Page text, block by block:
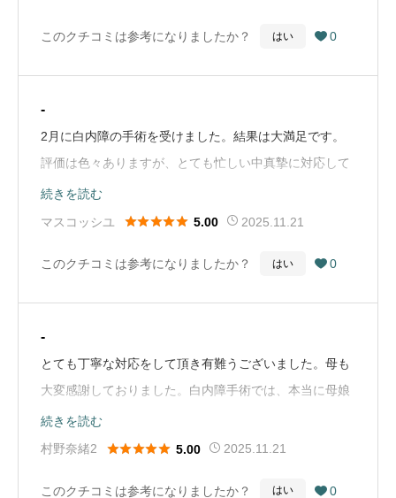
このクチコミは参考になりましたか？ はい  0
-
2月に白内障の手術を受けました。結果は大満足です。
評価は色々ありますが、とても忙しい中真摯に対応して
頂いて先生、スタッフの方には本当に感謝してます。あ
りがとうございました。（Google Mapから引用）
続きを読む
マスコッシユ
 5.00 2025.11.21
このクチコミは参考になりましたか？ はい  0
-
とても丁寧な対応をして頂き有難うございました。母も
大変感謝しておりました。白内障手術では、本当に母娘
共々緊張しておりましたが、術後の経過には母も大満足
しており、私ども安堵しております。感謝しかありませ
続きを読む
村野奈緒2
 5.00 2025.11.21
このクチコミは参考になりましたか？ はい  0